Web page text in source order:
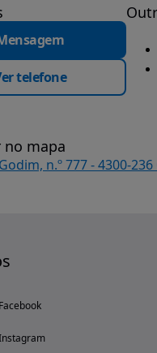
telefone
no mapa
n.º 777 - 4300-
Facebook